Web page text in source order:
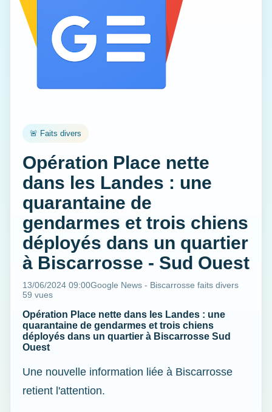
🚨 Faits divers
Opération Place nette
dans les Landes : une
quarantaine de
gendarmes et trois chiens
déployés dans un quartier
à Biscarrosse - Sud Ouest
13/06/2024 09:00Google News - Biscarrosse faits divers
59 vues
Opération Place nette dans les Landes : une
quarantaine de gendarmes et trois chiens
déployés dans un quartier à Biscarrosse Sud
Ouest
Une nouvelle information liée à Biscarrosse
retient l'attention.